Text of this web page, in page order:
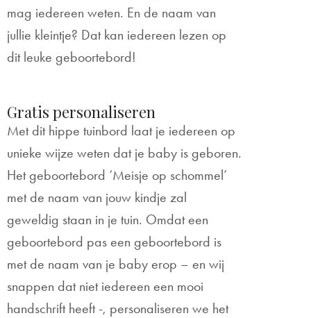
mag iedereen weten. En de naam van
jullie kleintje? Dat kan iedereen lezen op
dit leuke geboortebord!
Gratis personaliseren
Met dit hippe tuinbord laat je iedereen op
unieke wijze weten dat je baby is geboren.
Het geboortebord ‘Meisje op schommel’
met de naam van jouw kindje zal
geweldig staan in je tuin. Omdat een
geboortebord pas een geboortebord is
met de naam van je baby erop – en wij
snappen dat niet iedereen een mooi
handschrift heeft -, personaliseren we het